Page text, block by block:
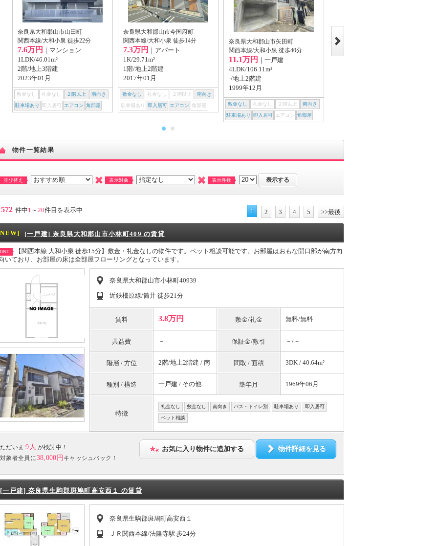
奈良県大和郡山市山田町
関西本線/大和小泉 徒歩22分
7.6万円 ｜マンション
1LDK/46.01m²
2階/地上3階建
2023年01月
敷金なし 礼金なし ２階以上 南向き
駐車場あり 即入居可 エアコン 角部屋
奈良県大和郡山市今国府町
関西本線/大和小泉 徒歩14分
7.3万円 ｜アパート
1K/29.71m²
1階/地上2階建
2017年01月
敷金なし 礼金なし ２階以上 南向き
駐車場あり 即入居可 エアコン 角部屋
奈良県大和郡山市矢田町
関西本線/大和小泉 徒歩40分
11.1万円 ｜一戸建
4LDK/106.11m²
-/地上2階建
1999年12月
敷金なし 礼金なし ２階以上 南向き
駐車場あり 即入居可 エアコン 角部屋
奈良県大和郡山市小泉町
物件一覧結果
並び替え 表示対象 表示件数
572 件中1 ～ 20件目を表示中 1 2 3 4 5 >>最後
[一戸建] 奈良県大和郡山市小林町409 の賃貸
【関西本線 大和小泉 徒歩15分】敷金・礼金なしの物件です。ペット相談可能です。お部屋はおもな開口部が南方向
いており、お部屋の床は全部屋フローリングとなっています。
奈良県大和郡山市小林町40939
近鉄橿原線/筒井 徒歩21分
賃料 3.8万円 敷金/礼金 無料/無料
共益費 － 保証金/敷引 －/－
階層 / 方位 2階/地上2階建 / 南 間取 / 面積 3DK / 40.64m²
種別 / 構造 一戸建 / その他 築年月 1969年06月
特徴
礼金なし 敷金なし 南向き バス・トイレ別 駐車場あり 即入居可
ペット相談
ただいま 9人 が検討中！
対象者全員に38,000円 キャッシュバック！
お気に入り物件に追加する 物件詳細を見る
[一戸建] 奈良県生駒郡斑鳩町高安西１ の賃貸
奈良県生駒郡斑鳩町高安西１
ＪＲ関西本線/法隆寺駅 歩24分